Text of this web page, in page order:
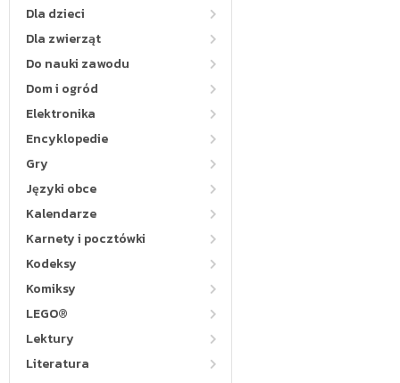
Dla dzieci
Dla zwierząt
Do nauki zawodu
Dom i ogród
Elektronika
Encyklopedie
Gry
Języki obce
Kalendarze
Karnety i pocztówki
Kodeksy
Komiksy
LEGO®
Lektury
Literatura